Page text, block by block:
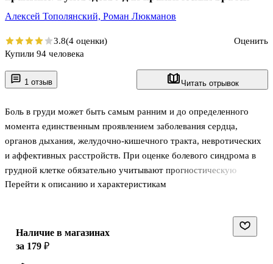
1 отзыв Читать отрывок
Боль в груди может быть самым ранним и до определенного
момента единственным проявлением заболевания сердца,
органов дыхания, желудочно-кишечного тракта, невротических
и аффективных расстройств. При оценке болевого синдрома в
грудной клетке обязательно учитывают прогностическую
значимость заболевания, которое могло вызвать появление боли.
грудной клетке, как правило, не требует неотложной помощи,
для уточнения ее генеза в плановом порядке проводят
Перейти к описанию и характеристикам
Алексей Тополянский, Роман Люкманов
3.8(4 оценки)
Оценить
Купили 94 человека
Наличие в магазинах
за 179 ₽